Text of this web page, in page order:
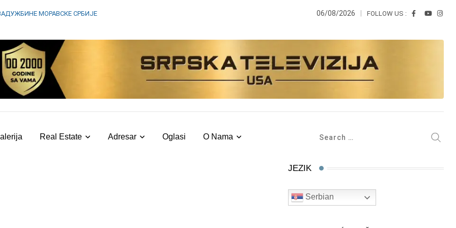
МОРАВСКЕ СРБИЈЕ 06/08/2026 FOLLOW US :
Real Estate Adresar Oglasi O Nama
JEZIK
Serbian